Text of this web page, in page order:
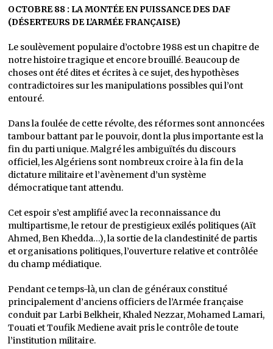
OCTOBRE 88 : LA MONTÉE EN PUISSANCE DES DAF
(DÉSERTEURS DE L’ARMÉE FRANÇAISE)
Le soulèvement populaire d’octobre 1988 est un chapitre de
notre histoire tragique et encore brouillé. Beaucoup de
choses ont été dites et écrites à ce sujet, des hypothèses
contradictoires sur les manipulations possibles qui l’ont
entouré.
Dans la foulée de cette révolte, des réformes sont annoncées
tambour battant par le pouvoir, dont la plus importante est la
fin du parti unique. Malgré les ambiguïtés du discours
officiel, les Algériens sont nombreux croire à la fin de la
dictature militaire et l’avènement d’un système
démocratique tant attendu.
Cet espoir s’est amplifié avec la reconnaissance du
multipartisme, le retour de prestigieux exilés politiques (Aït
Ahmed, Ben Khedda…), la sortie de la clandestinité de partis
et organisations politiques, l’ouverture relative et contrôlée
du champ médiatique.
Pendant ce temps-là, un clan de généraux constitué
principalement d’anciens officiers de l’Armée française
conduit par Larbi Belkheir, Khaled Nezzar, Mohamed Lamari,
Touati et Toufik Mediene avait pris le contrôle de toute
l’institution militaire.